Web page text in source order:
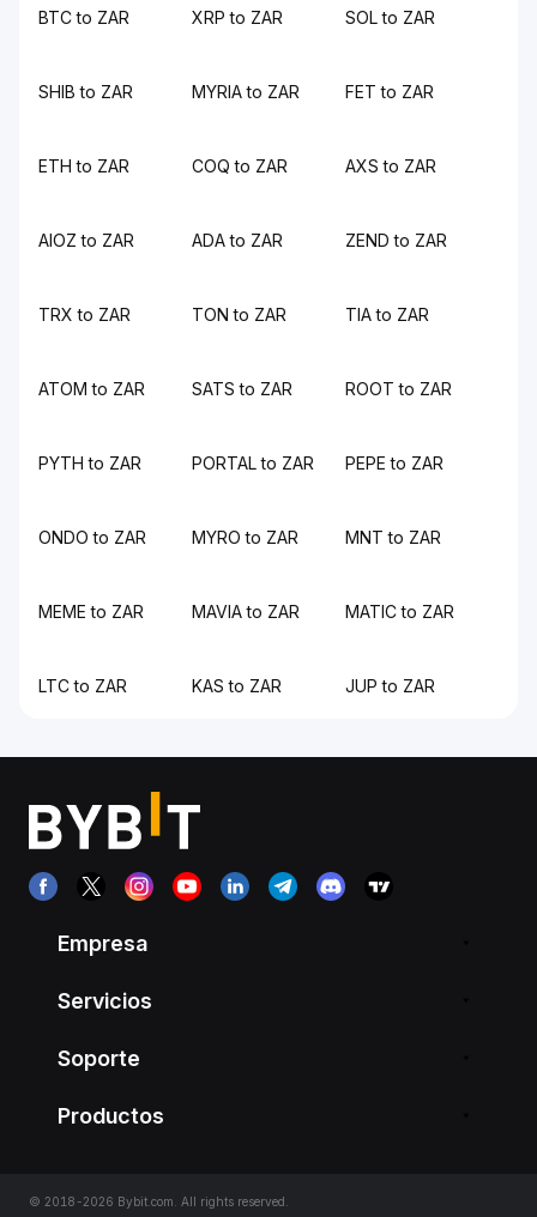
BTC to ZAR XRP to ZAR SOL to ZAR
SHIB to ZAR MYRIA to ZAR FET to ZAR
ETH to ZAR COQ to ZAR AXS to ZAR
AIOZ to ZAR ADA to ZAR ZEND to ZAR
TRX to ZAR TON to ZAR TIA to ZAR
ATOM to ZAR SATS to ZAR ROOT to ZAR
PYTH to ZAR PORTAL to ZAR PEPE to ZAR
ONDO to ZAR MYRO to ZAR MNT to ZAR
MEME to ZAR MAVIA to ZAR MATIC to ZAR
LTC to ZAR KAS to ZAR JUP to ZAR
Empresa
Servicios
Soporte
Productos
© 2018-2026 Bybit.com. All rights reserved.